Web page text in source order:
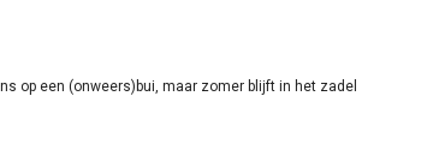
op een (onweers)bui, maar zomer blijft in het zadel